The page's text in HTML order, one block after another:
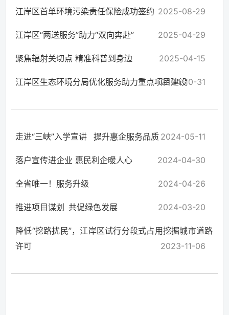
江岸区首单环境污染责任保险成功签约 2025-08-29
江岸区“两送服务”助力“双向奔赴” 2025-04-29
聚焦辐射关切点 精准科普到身边 2025-04-15
江岸区生态环境分局优化服务助力重点项目建设
2024-10-31
走进“三峡”入学宣讲 提升惠企服务品质 2024-05-11
落户宣传进企业 惠民利企暖人心 2024-04-30
全省唯一！服务升级 2024-04-26
推进项目谋划 共促绿色发展 2024-03-20
降低“挖路扰民”，江岸区试行分段式占用挖掘城市道路
许可
2023-11-06